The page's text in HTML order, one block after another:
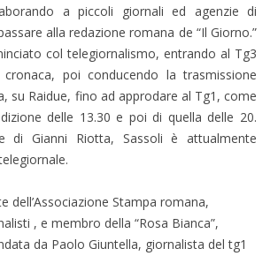
a piccoli giornali ed agenzie di
alla redazione romana de “Il Giorno.”
col telegiornalismo, entrando al Tg3
poi conducendo la trasmissione
su Raidue, fino ad approdare al Tg1, come
delle 13.30 e poi di quella delle 20.
di Gianni Riotta, Sassoli è attualmente
dell’Associazione Stampa romana,
, e membro della “Rosa Bianca”,
da Paolo Giuntella, giornalista del tg1